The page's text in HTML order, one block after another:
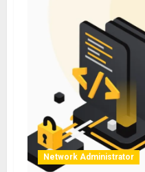
Network Administrator